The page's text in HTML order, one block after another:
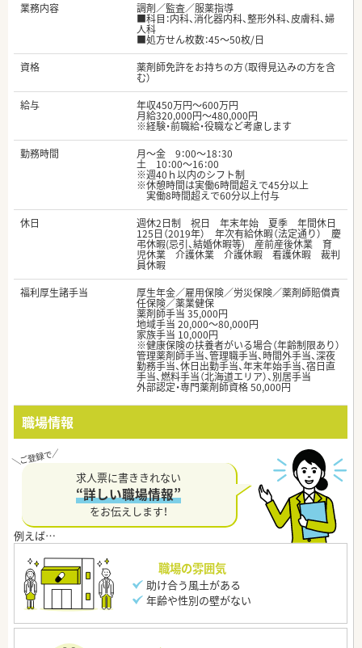
業務内容
調剤／監査／服薬指導
■科目：内科、消化器内科、整形外科、皮膚科、婦
人科
■処方せん枚数：45～50枚/日
資格
薬剤師免許をお持ちの方（取得見込みの方を含
む）
給与
年収450万円～600万円
月給320,000円～480,000円
※経験・前職給・役職など考慮します
勤務時間
月～金 9：00～18：30
土 10：00～16：00
※週40ｈ以内のシフト制
※休憩時間は実働6時間超えで45分以上
実働8時間超えで60分以上付与
休日
週休2日制 祝日 年末年始 夏季 年間休日
125日（2019年） 年次有給休暇（法定通り） 慶
弔休暇(忌引、結婚休暇等) 産前産後休業 育
児休業 介護休業 介護休暇 看護休暇 裁判
員休暇
福利厚生諸手当
厚生年金／雇用保険／労災保険／薬剤師賠償責
任保険／薬業健保
薬剤師手当 35,000円
地域手当 20,000～80,000円
家族手当 10,000円
※健康保険の扶養者がいる場合（年齢制限あり）
管理薬剤師手当、管理職手当、時間外手当、深夜
勤務手当、休日出勤手当、年末年始手当、宿日直
手当、燃料手当（北海道エリア）、別居手当
外部認定・専門薬剤師資格 50,000円
職場情報
求人票に書ききれない
“詳しい職場情報”
をお伝えします！
職場の雰囲気
助け合う風土がある
年齢や性別の壁がない